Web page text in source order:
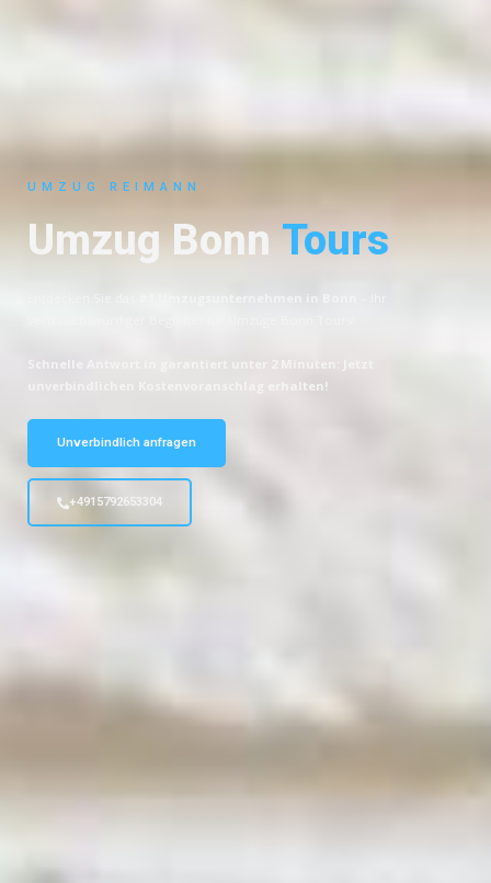
UMZUG REIMANN
Umzug BonnTours
#1 Umzugsunternehmen in Bonn
Schnelle Antwort in garantiert unter 2 Minuten: Jetzt
unverbindlichen Kostenvoranschlag erhalten!
Unverbindlich anfragen
+4915792653304